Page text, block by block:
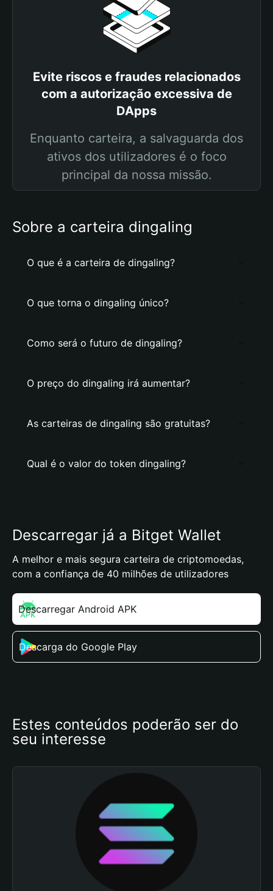
Evite riscos e fraudes relacionados
com a autorização excessiva de
DApps
Enquanto carteira, a salvaguarda dos
ativos dos utilizadores é o foco
principal da nossa missão.
Sobre a carteira dingaling
O que é a carteira de dingaling?
O que torna o dingaling único?
Como será o futuro de dingaling?
O preço do dingaling irá aumentar?
As carteiras de dingaling são gratuitas?
Qual é o valor do token dingaling?
Descarregar já a Bitget Wallet
A melhor e mais segura carteira de criptomoedas,
com a confiança de 40 milhões de utilizadores
Descarregar Android APK
Descarga do Google Play
Estes conteúdos poderão ser do
seu interesse